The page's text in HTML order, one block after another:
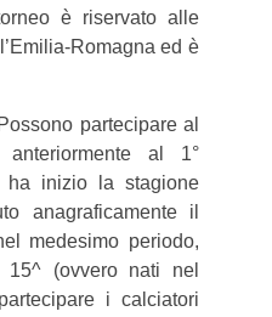
è riservato alle
Romagna ed è
partecipare al
al 1°
ha inizio la stagione
anagraficamente il
medesimo periodo,
(ovvero nati nel
i calciatori